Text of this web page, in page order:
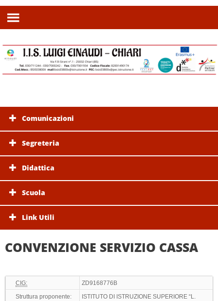
Comunicazioni
Segreteria
Didattica
Scuola
Link Utili
CONVENZIONE SERVIZIO CASSA
CIG:
ZD9168776B
Struttura proponente:
ISTITUTO DI ISTRUZIONE SUPERIORE “L.